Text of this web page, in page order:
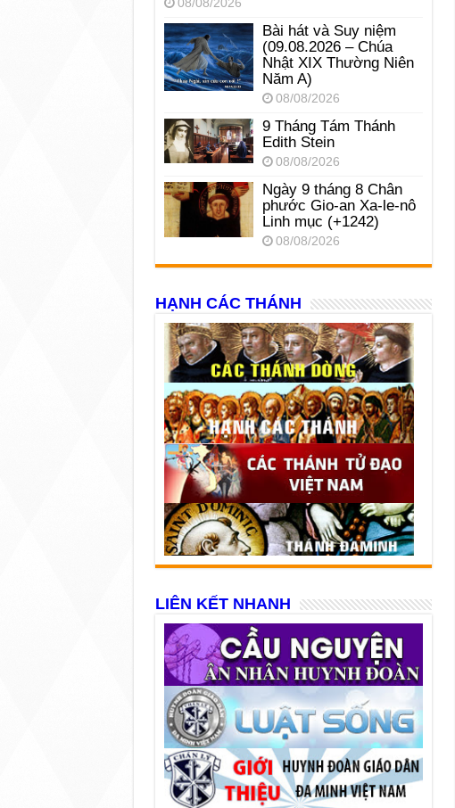
08/08/2026
Bài hát và Suy niệm
(09.08.2026 – Chúa
Nhật XIX Thường Niên
Năm A)
08/08/2026
9 Tháng Tám Thánh
Edith Stein
08/08/2026
Ngày 9 tháng 8 Chân
phước Gio-an Xa-le-nô
Linh mục (+1242)
08/08/2026
HẠNH CÁC THÁNH
LIÊN KẾT NHANH